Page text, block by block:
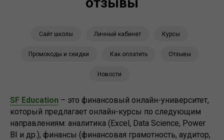
Сайт школы Личный кабинет Курсы
Промокоды и скидки Как оплатить Отзывы
Новости
SF Education – это финансовый онлайн-университет,
который предлагает онлайн-курсы по следующим
направлениям: аналитика (Excel, Data Science, Power
BI и др.), финансы (финансовая грамотность, аудитор,